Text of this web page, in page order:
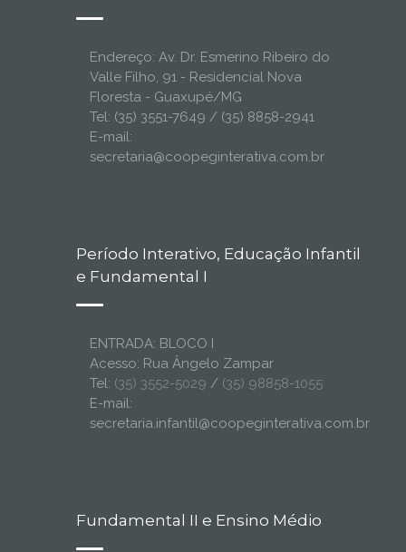
Endereço: Av. Dr. Esmerino Ribeiro do
Valle Filho, 91 - Residencial Nova
Floresta - Guaxupé/MG
Tel: (35) 3551-7649 / (35) 8858-2941
E-mail:
secretaria@coopeginterativa.com.br
Período Interativo, Educação Infantil
e Fundamental I
ENTRADA: BLOCO I
Acesso: Rua Ângelo Zampar
Tel: (35) 3552-5029 / (35) 98858-1055
E-mail:
secretaria.infantil@coopeginterativa.com.br
Fundamental II e Ensino Médio